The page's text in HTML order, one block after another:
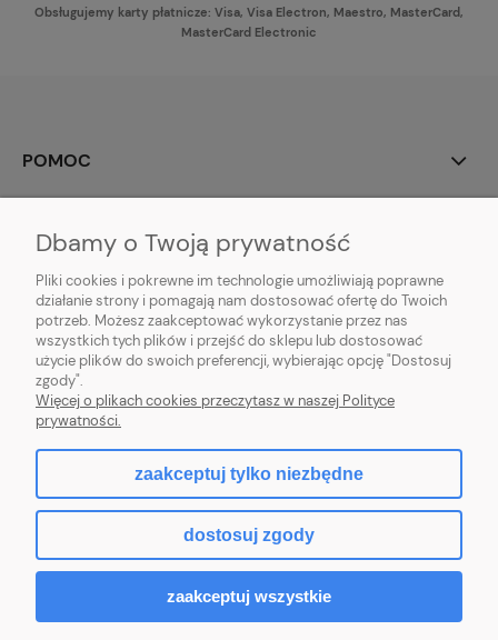
Obsługujemy karty płatnicze: Visa, Visa Electron, Maestro, MasterCard,
MasterCard Electronic
POMOC
PŁATNOŚCI I DOSTAWA
INFORMACJE
O NAS
Sklep internetowy Shoper Premium
Dbamy o Twoją prywatność
Pliki cookies i pokrewne im technologie umożliwiają poprawne
działanie strony i pomagają nam dostosować ofertę do Twoich
potrzeb. Możesz zaakceptować wykorzystanie przez nas
wszystkich tych plików i przejść do sklepu lub dostosować
użycie plików do swoich preferencji, wybierając opcję "Dostosuj
zgody".
Więcej o plikach cookies przeczytasz w naszej Polityce
prywatności.
zaakceptuj tylko niezbędne
dostosuj zgody
zaakceptuj wszystkie